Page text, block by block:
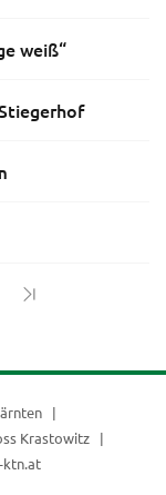
weiß“
Krastowitz